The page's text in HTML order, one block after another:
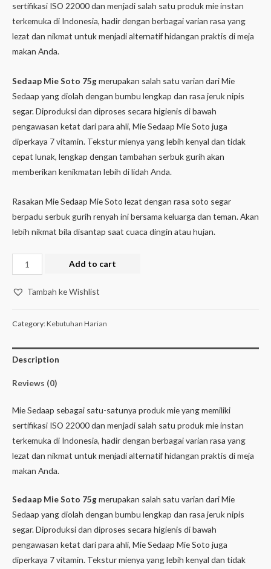
sertifikasi ISO 22000 dan menjadi salah satu produk mie instan
terkemuka di Indonesia, hadir dengan berbagai varian rasa yang
lezat dan nikmat untuk menjadi alternatif hidangan praktis di meja
makan Anda.
Sedaap Mie Soto 75gmerupakan salah satu varian dari Mie
Sedaap yang diolah dengan bumbu lengkap dan rasa jeruk nipis
segar. Diproduksi dan diproses secara higienis di bawah
pengawasan ketat dari para ahli, Mie Sedaap Mie Soto juga
diperkaya 7 vitamin. Tekstur mienya yang lebih kenyal dan tidak
cepat lunak, lengkap dengan tambahan serbuk gurih akan
memberikan kenikmatan lebih di lidah Anda.
Rasakan Mie Sedaap Mie Soto lezat dengan rasa soto segar
berpadu serbuk gurih renyah ini bersama keluarga dan teman. Akan
lebih nikmat bila disantap saat cuaca dingin atau hujan.
Add to cart
Tambah ke Wishlist
Category:Kebutuhan Harian
Description
Reviews (0)
Mie Sedaap sebagai satu-satunya produk mie yang memiliki
sertifikasi ISO 22000 dan menjadi salah satu produk mie instan
terkemuka di Indonesia, hadir dengan berbagai varian rasa yang
lezat dan nikmat untuk menjadi alternatif hidangan praktis di meja
makan Anda.
Sedaap Mie Soto 75gmerupakan salah satu varian dari Mie
Sedaap yang diolah dengan bumbu lengkap dan rasa jeruk nipis
segar. Diproduksi dan diproses secara higienis di bawah
pengawasan ketat dari para ahli, Mie Sedaap Mie Soto juga
diperkaya 7 vitamin. Tekstur mienya yang lebih kenyal dan tidak